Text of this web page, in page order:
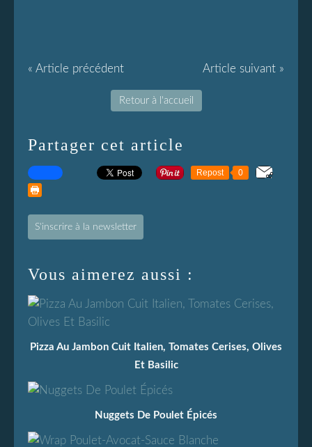
« Article précédent Article suivant »
Retour à l'accueil
Partager cet article
Repost 0
S'inscrire à la newsletter
Vous aimerez aussi :
Pizza Au Jambon Cuit Italien, Tomates Cerises, Olives
Et Basilic
Nuggets De Poulet Épicés